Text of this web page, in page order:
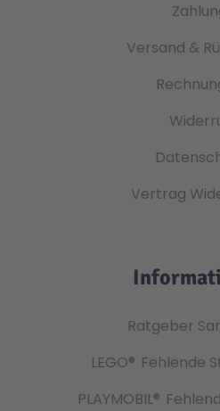
Versand &
Vertrag
Ratgeber
LEGO® Fehlende
PLAYMOBIL®